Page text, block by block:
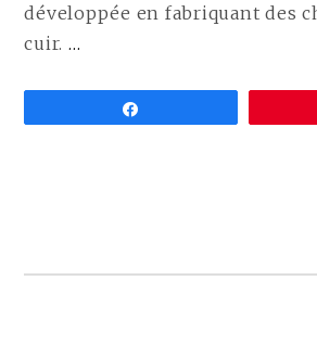
développée en fabriquant des
cuir. …
ALTERNATIVES